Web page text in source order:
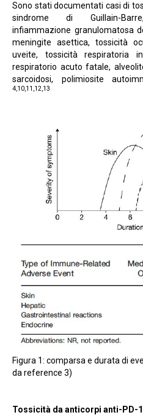
Sono stati documentati casi di
sindrome di Guillain-Barre,
infiammazione granulomatosa
meningite asettica, tossicità
uveite, tossicità respiratoria
respiratorio acuto fatale,
sarcoidosi, polimiosite
4,10,11,12,13
Figura 1: comparsa e durata di
da reference 3)
Tossicità da anticorpi anti-PD-1